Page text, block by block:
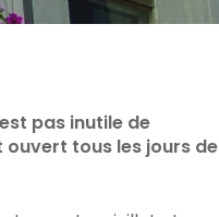
pas inutile de
ouvert tous les jours de